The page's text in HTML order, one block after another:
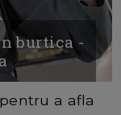
burtica -
a afla